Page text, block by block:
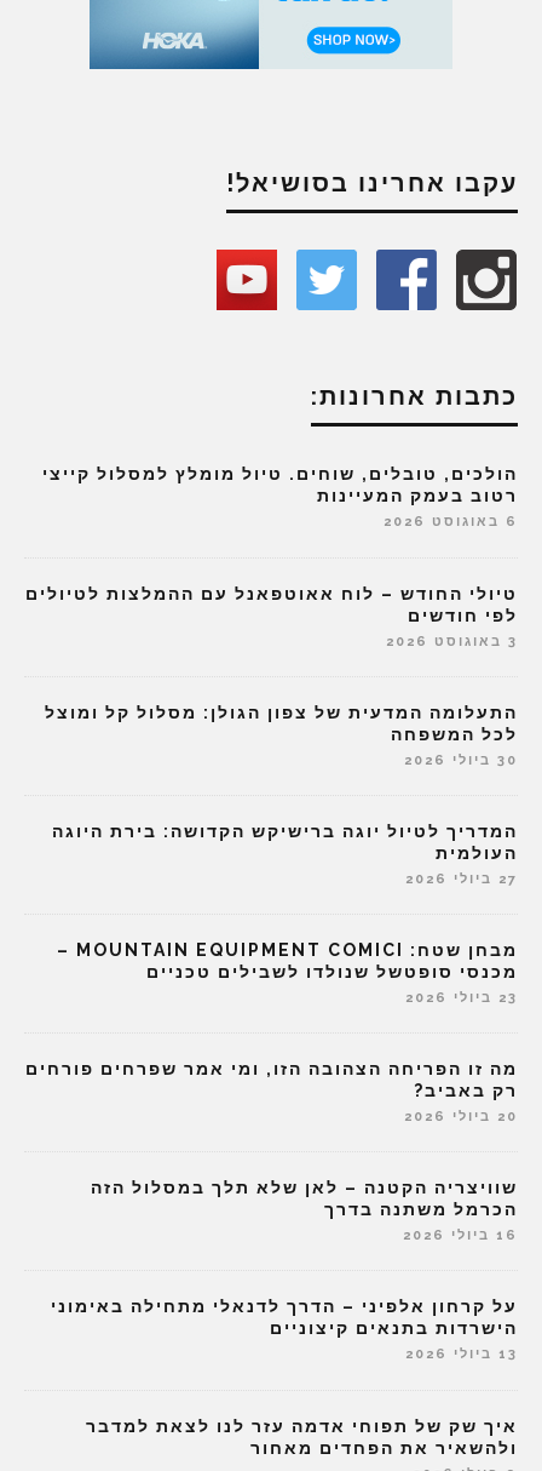
עקבו אחרינו בסושיאל!
כתבות אחרונות:
הולכים, טובלים, שוחים. טיול מומלץ למסלול קייצי
רטוב בעמק המעיינות
6 באוגוסט 2026
טיולי החודש – לוח אאוטפאנל עם ההמלצות לטיולים
לפי חודשים
3 באוגוסט 2026
התעלומה המדעית של צפון הגולן: מסלול קל ומוצל
לכל המשפחה
30 ביולי 2026
המדריך לטיול יוגה ברישיקש הקדושה: בירת היוגה
העולמית
27 ביולי 2026
מבחן שטח: MOUNTAIN EQUIPMENT COMICI –
מכנסי סופטשל שנולדו לשבילים טכניים
23 ביולי 2026
מה זו הפריחה הצהובה הזו, ומי אמר שפרחים פורחים
רק באביב?
20 ביולי 2026
שוויצריה הקטנה – לאן שלא תלך במסלול הזה
הכרמל משתנה בדרך
16 ביולי 2026
על קרחון אלפיני – הדרך לדנאלי מתחילה באימוני
הישרדות בתנאים קיצוניים
13 ביולי 2026
איך שק של תפוחי אדמה עזר לנו לצאת למדבר
ולהשאיר את הפחדים מאחור